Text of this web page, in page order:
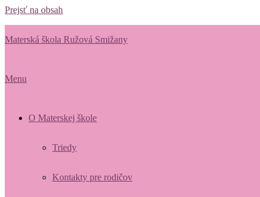
Prejsť na obsah
Materská škola Ružová Smižany
Menu
O Materskej škole
Triedy
Kontakty pre rodičov